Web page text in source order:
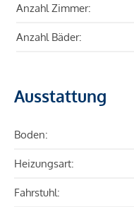
Anzahl Zimmer:
Anzahl Bäder:
Ausstattung
Boden:
Heizungsart:
Fahrstuhl: